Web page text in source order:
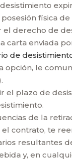
física de
el derecho de
carta enviada
de
opción, le
el plazo de
de la
el contrato, te
resultantes
y, en